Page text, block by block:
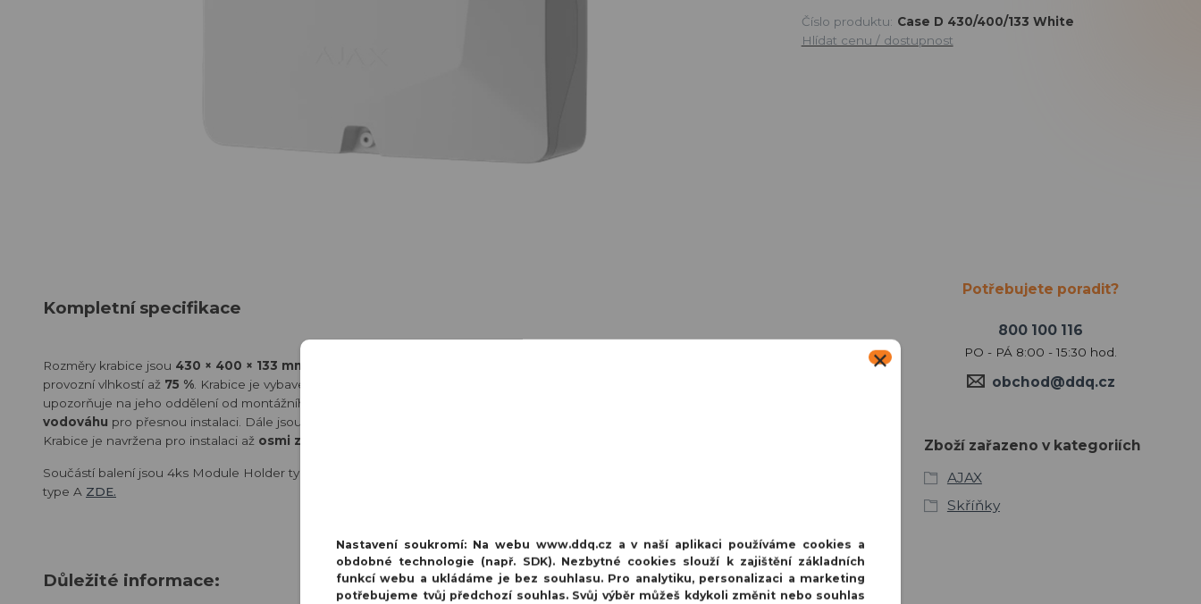
Číslo produktu: Case D 430/400/133 White
Hlídat cenu / dostupnost
Kompletní specifikace
Rozměry krabice jsou 430 × 400 × 133 mm
provozní vlhkostí až 75 % . Krabice je vybavena
upozorňuje na jeho oddělení od montážního povrchu. Montážní otvory jsou umístěny v
vodováhu pro přesnou instalaci. Dále jsou k dispozici
Krabice je navržena pro instalaci až osmi zařízení
Součástí balení jsou 4ks Module Holder type A pro uchycení dvou modulů. Pro uchycení více modulů můžete dokoupit Module Holder
type A ZDE.
Důležité informace:
Potřebujete poradit?
800 100 116
PO - PÁ 8:00 - 15:30 hod.
obchod@ddq.cz
Zboží zařazeno v kategoriích
AJAX
Skříňky
Nastavení soukromí: Na webu www.ddq.cz a v naší aplikaci používáme cookies a
obdobné technologie (např. SDK). Nezbytné cookies slouží k zajištění základních
funkcí webu a ukládáme je bez souhlasu. Pro analytiku, personalizaci a marketing
potřebujeme tvůj předchozí souhlas. Svůj výběr můžeš kdykoli změnit nebo souhlas